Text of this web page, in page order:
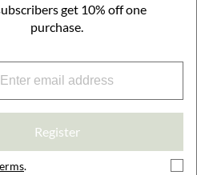
get 10% off one
purchase.
Register
.